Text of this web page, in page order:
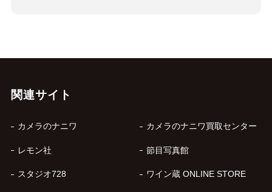
関連サイト
カメラのナニワ カメラのナニワ買取センター
レモン社 節目写真館
スタジオ728 ワイン蔵 ONLINE STORE